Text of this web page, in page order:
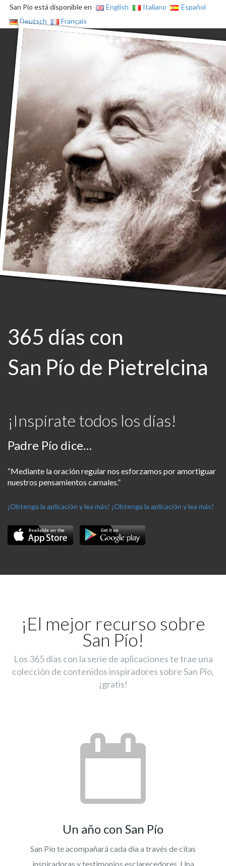
San Pío está disponible en English Italiano
Español
Deutsch
Français
365 días con
San Pío de Pietrelcina
¡Inspírate todos los días!
Padre Pío dice…
“Mediante la oración regular nos esforzamos por amortiguar
nuestros pensamientos carnales.”
¡Obtenga la aplicación y lea más! ¡Obtenga la aplicación y lea más!
¡El mejor recurso sobre
San Pío!
Los 365 días con la serie de aplicaciones te trae una
colección de contenidos inspiradores sobre San Pío,
¡gratis!
Un año con San Pío
San Pío te acompañará cada día a través de citas
inspiradoras y testimonios esclarecedores. Una